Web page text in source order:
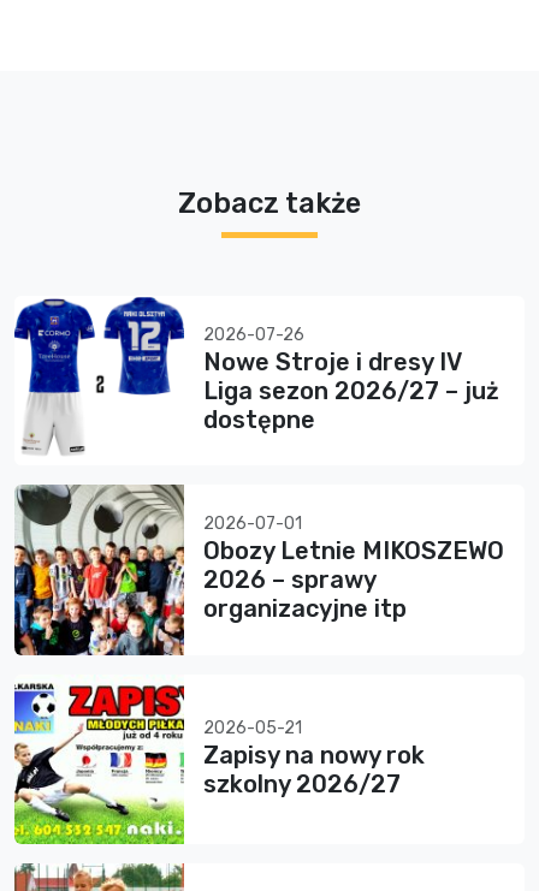
Zobacz także
2026-07-26
Nowe Stroje i dresy IV
Liga sezon 2026/27 – już
dostępne
2026-07-01
Obozy Letnie MIKOSZEWO
2026 – sprawy
organizacyjne itp
2026-05-21
Zapisy na nowy rok
szkolny 2026/27